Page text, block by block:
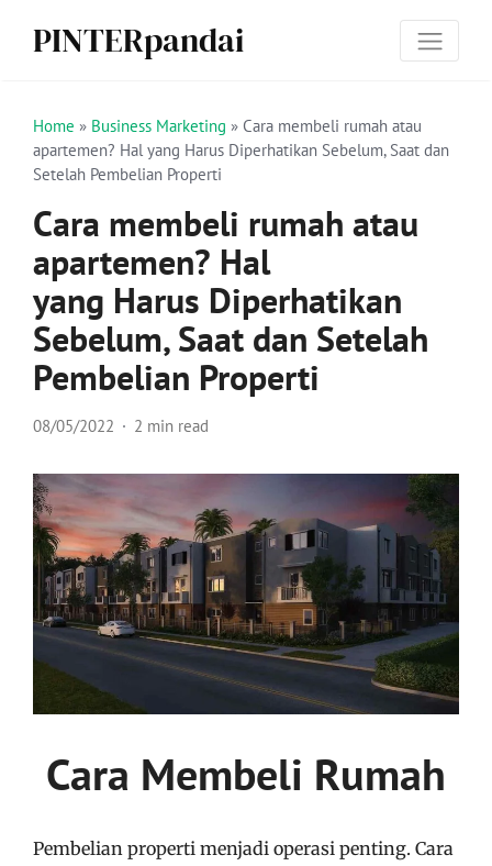
PINTERpandai
Home » Business Marketing » Cara membeli rumah atau
apartemen? Hal yang Harus Diperhatikan Sebelum, Saat dan
Setelah Pembelian Properti
Cara membeli rumah atau
apartemen? Hal
yang Harus Diperhatikan
Sebelum, Saat dan Setelah
Pembelian Properti
08/05/2022 2 min read
Cara Membeli Rumah
Pembelian properti menjadi operasi penting. Cara